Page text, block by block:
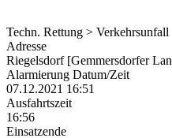
Techn. Rettung > Verkehrsunfall
Adresse
Riegelsdorf [Gemmersdorfer
Alarmierung Datum/Zeit
07.12.2021 16:51
Ausfahrtszeit
16:56
Einsatzende